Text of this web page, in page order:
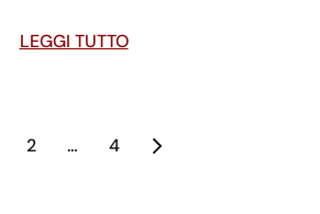
LEGGI TUTTO
2 … 4